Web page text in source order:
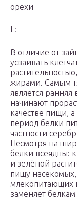
орехи
L:
В отличие от
усваивать
жирами. Самым
является ранняя
начинают
качестве пищи,
период белки
частности
Несмотря на
белки всеядны:
и зелёной
пищу
млекопитающих
заменяет